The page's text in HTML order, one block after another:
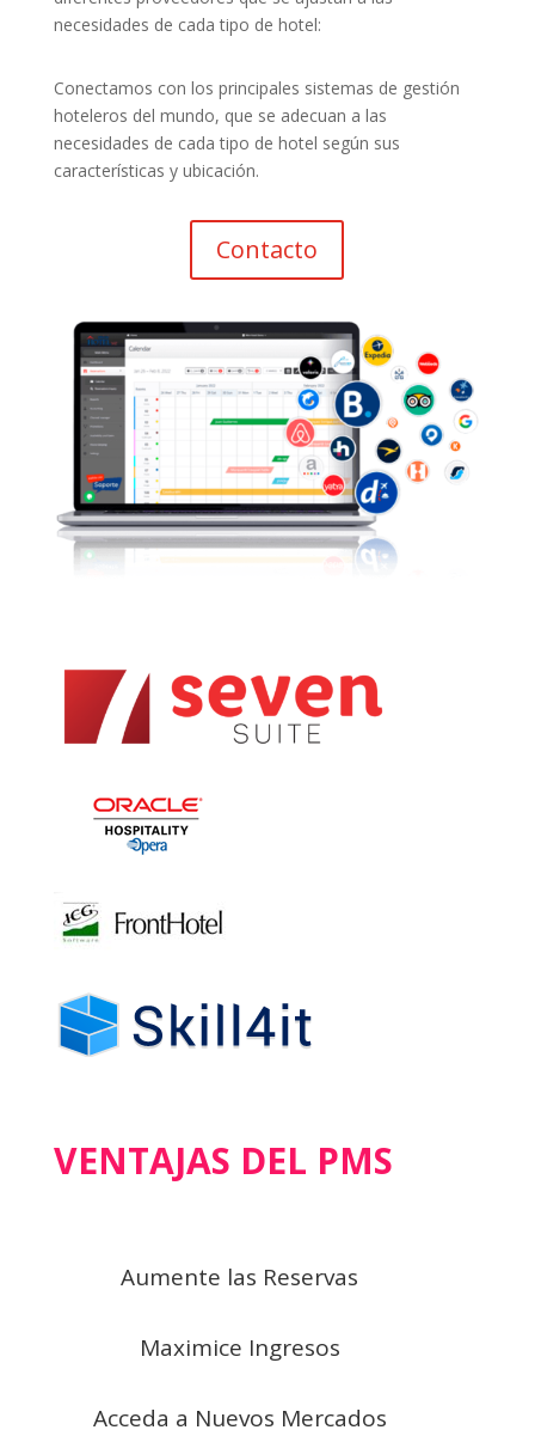
necesidades de cada tipo de hotel:
Conectamos con los principales sistemas de gestión
hoteleros del mundo, que se adecuan a las
necesidades de cada tipo de hotel según sus
características y ubicación.
Contacto
VENTAJAS DEL PMS
Aumente las Reservas
Maximice Ingresos
Acceda a Nuevos Mercados